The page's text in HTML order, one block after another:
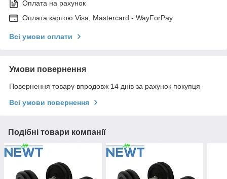
Оплата на рахунок
Оплата картою Visa, Mastercard - WayForPay
Всі умови оплати
Умови повернення
Повернення товару впродовж 14 днів за рахунок покупця
Всі умови повернення
Подібні товари компанії